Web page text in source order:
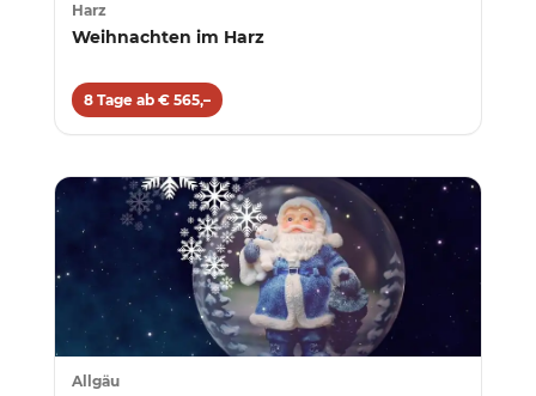
Harz
Weihnachten im Harz
8 Tage ab € 565,–
Allgäu